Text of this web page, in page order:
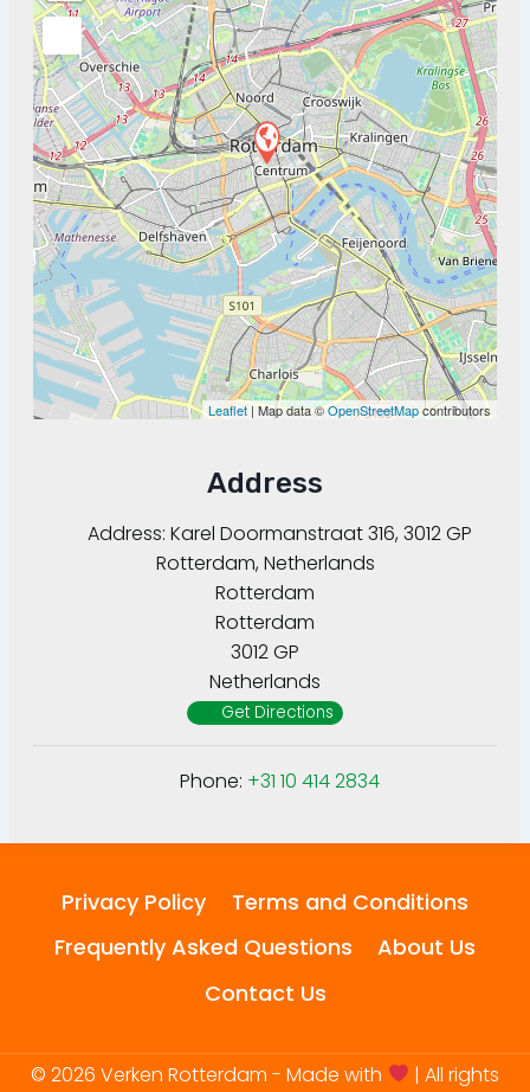
Leaflet| Map data ©OpenStreetMapcontributors
Address
Address: Karel Doormanstraat 316, 3012 GP
Rotterdam, Netherlands
Rotterdam
Rotterdam
3012 GP
Netherlands
Get Directions
Phone: +31 10 414 2834
Privacy Policy
Terms and Conditions
Frequently Asked Questions
About Us
Contact Us
© 2026 Verken Rotterdam - Made with
| All rights